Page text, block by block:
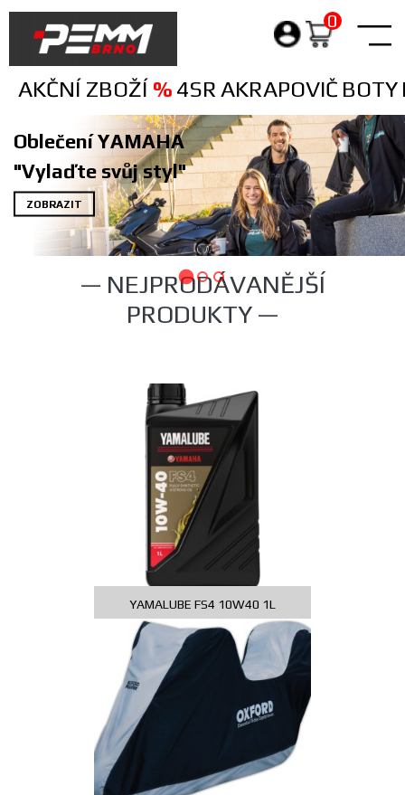
0
AKČNÍ ZBOŽÍ % 4SR AKRAPOVIČ BOTY
Nabídka sortimentu
Products
search
Oblečení YAMAHA
"Vylaďte svůj styl"
ZOBRAZIT
— NEJPRODÁVANĚJŠÍ
PRODUKTY —
YAMALUBE FS4 10W40 1L
581,01Kč